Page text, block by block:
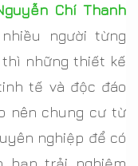
Chí Thanh
người từng
những thiết kế
tế và độc đáo
nên chung cư từ
nghiệp để có